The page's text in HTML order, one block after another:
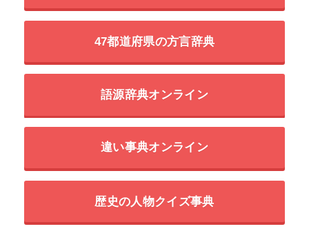
47都道府県の方言辞典
語源辞典オンライン
違い事典オンライン
歴史の人物クイズ事典